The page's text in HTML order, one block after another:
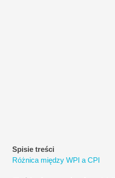
Spisie treści
Różnica między WPI a CPI